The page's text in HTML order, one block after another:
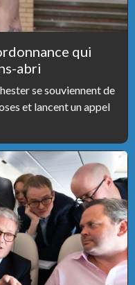
qui
abri
se souviennent de
et lancent un appel